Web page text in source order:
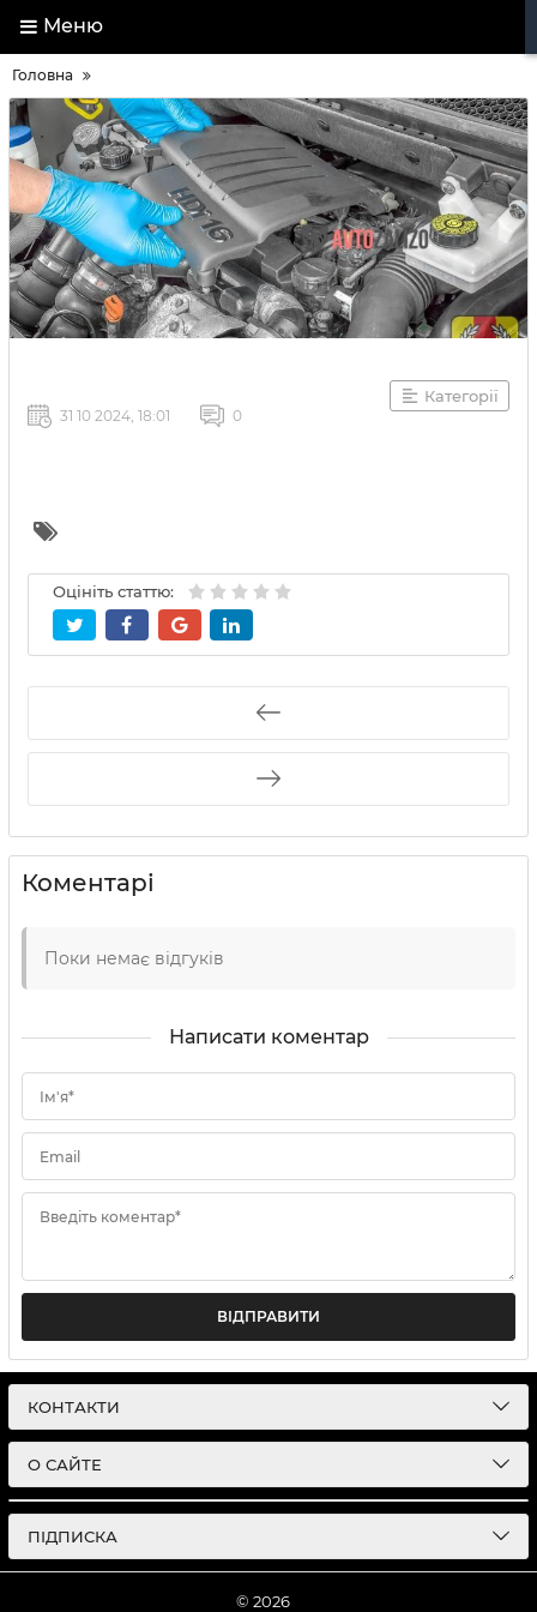
Меню
Головна
Категорії
31 10 2024, 18:01 0
Оцініть статтю:
Коментарі
Поки немає відгуків
Написати коментар
Ім'я*
Email
Введіть коментар*
ВІДПРАВИТИ
КОНТАКТИ
О САЙТЕ
ПІДПИСКА
© 2026